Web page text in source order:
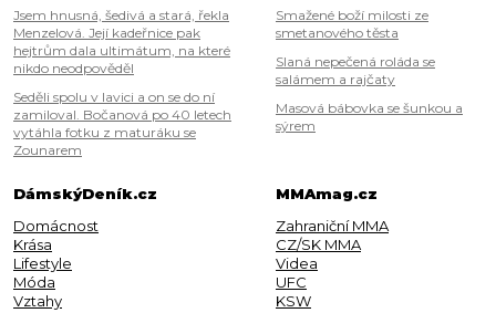
Jsem hnusná, šedivá a stará, řekla
Menzelová. Její kadeřnice pak
hejtrům dala ultimátum, na které
nikdo neodpověděl
Seděli spolu v lavici a on se do ní
zamiloval. Bočanová po 40 letech
vytáhla fotku z maturáku se
Zounarem
Smažené boží milosti ze
smetanového těsta
Slaná nepečená roláda se
salámem a rajčaty
Masová bábovka se šunkou a
sýrem
DámskýDeník.cz
Domácnost
Krása
Lifestyle
Móda
Vztahy
MMAmag.cz
Zahraniční MMA
CZ/SK MMA
Videa
UFC
KSW